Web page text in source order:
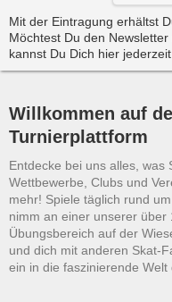
Mit der Eintragung erhältst
Möchtest Du den
kannst Du Dich hier
Willkommen auf
Turnierplattform
Entdecke bei uns alles, was
Wettbewerbe, Clubs und
mehr! Spiele täglich rund
nimm an einer unserer
Übungsbereich auf der
und dich mit anderen Skat-
ein in die faszinierende Welt